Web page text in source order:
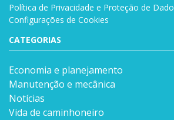
Política de Privacidade e Proteção de
Configurações de Cookies
CATEGORIAS
Economia e planejamento
Manutenção e mecânica
Notícias
Vida de caminhoneiro